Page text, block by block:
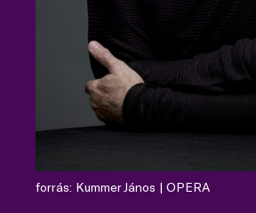
forrás: Kummer János | OPERA